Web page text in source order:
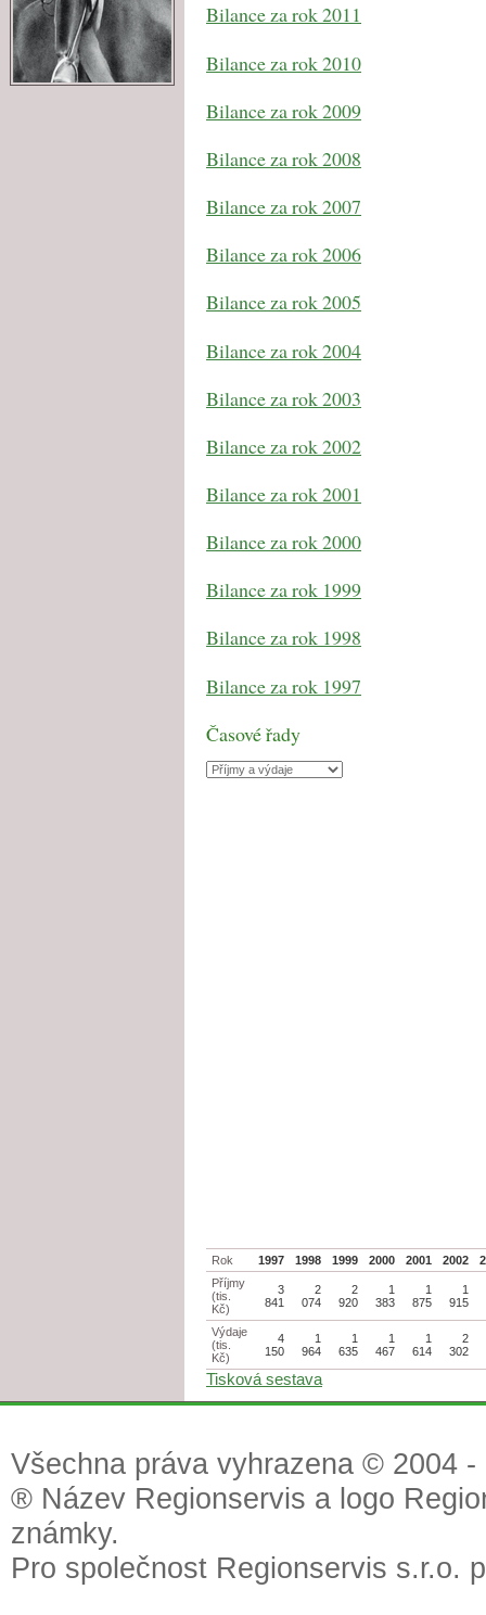
Bilance za rok 2011
Bilance za rok 2010
Bilance za rok 2009
Bilance za rok 2008
Bilance za rok 2007
Bilance za rok 2006
Bilance za rok 2005
Bilance za rok 2004
Bilance za rok 2003
Bilance za rok 2002
Bilance za rok 2001
Bilance za rok 2000
Bilance za rok 1999
Bilance za rok 1998
Bilance za rok 1997
Časové řady
Rok 1997 1998 1999 2000 2001 2002
Příjmy
(tis.
Kč)
3
841
2
074
2
920
1
383
1
875
1
915
Výdaje
(tis.
Kč)
4
150
1
964
1
635
1
467
1
614
2
302
Tisková sestava
Všechna práva vyhrazena © 2004
® Název Regionservis a logo
známky.
Pro společnost Regionservis s.r.o.